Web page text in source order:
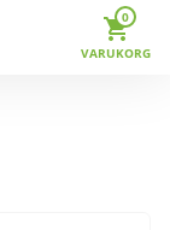
0
VARUKORG